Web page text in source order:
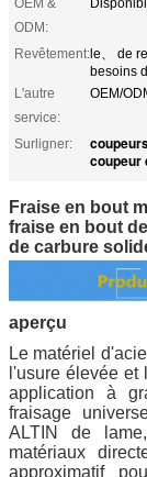
OEM &
ODM:
Revêtement:le、 de
besoins
L'autre
service:
OEM/
Surligner:
coupeur
Fraise en bout
fraise en bout
de carbure
aperçu
Le matériel
l'usure élevée et
application à
fraisage
ALTIN de
matériaux
approximatif